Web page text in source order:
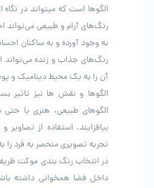
الگوها است که میتواند در
رنگ‌های آرام و طبیعی
به وجود آورده و به ساکنان
رنگ‌های جذاب و زنده می‌تواند
آن را به یک محیط دینامیک و
الگوها و نقش ها نیز تاثیر
الگوهای طبیعی، هنری یا
بیافزایند. استفاده از
تجربه تصویری منحصر به فرد را
در انتخاب رنگ بندی موکت
داخل فضا همخوانی داشته